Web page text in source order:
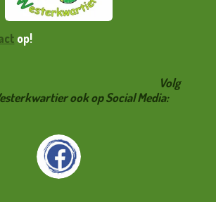
op!
Volg
ook op Social Media: